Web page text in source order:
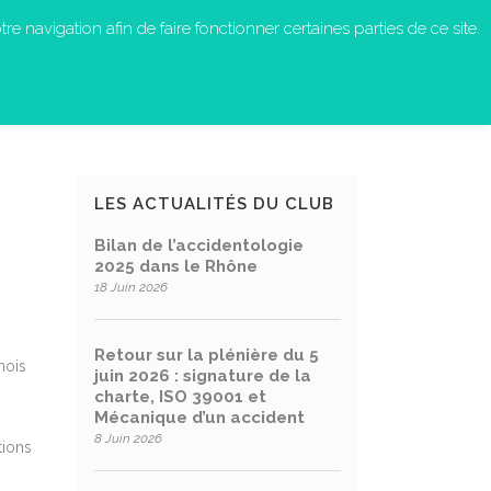
LES ACTUALITÉS DU CLUB
Bilan de l’accidentologie
2025 dans le Rhône
18 Juin 2026
Retour sur la plénière du 5
juin 2026 : signature de la
charte, ISO 39001 et
Mécanique d’un accident
8 Juin 2026
navigation afin de faire fonctionner certaines parties de ce site.